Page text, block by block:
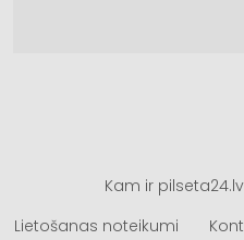
Kam ir pilseta24.lv
Lietošanas noteikumi